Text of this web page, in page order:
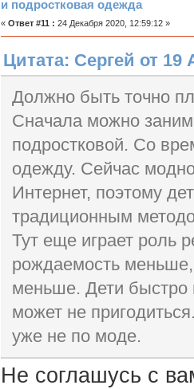
и подростковая одежда
« Ответ #11 : 24 Декабря 2020, 12:59:12 »
Цитата: Сергей от 19
Должно быть точно
Сначала можно
подростковой. Со
одежду. Сейчас
Интернет, поэтому
традиционным
Тут еще играет роль
рождаемость
меньше. Дети быстро
может не
уже не по моде.
Не соглашусь с